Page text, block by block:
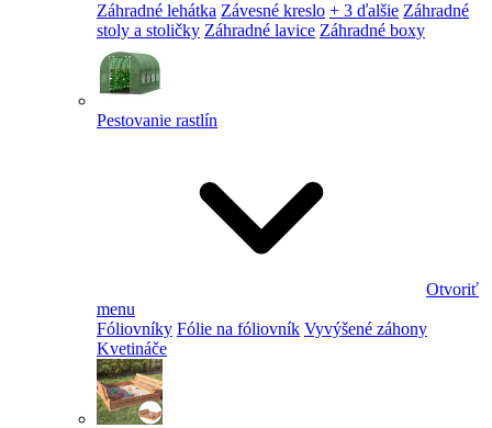
Záhradné lehátka Závesné kreslo + 3 ďalšie Záhradné
stoly a stoličky Záhradné lavice Záhradné boxy
Pestovanie rastlín
Otvoriť
menu
Fóliovníky Fólie na fóliovník Vyvýšené záhony
Kvetináče